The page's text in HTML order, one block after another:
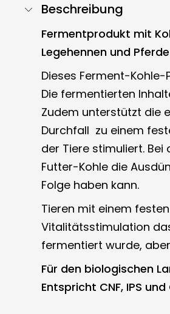
Beschreibung
Fermentprodukt mit
Legehennen und Pferde
Dieses Ferment-
Die fermentierten
Zudem unterstützt die
Durchfall zu einem
der Tiere stimuliert. Bei
Futter-Kohle die
Folge haben kann.
Tieren mit einem
Vitalitätsstimulation
fermentiert wurde,
Für den biologischen
Entspricht CNF, IPS